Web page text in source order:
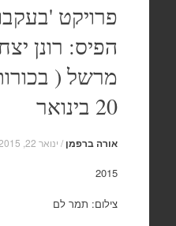
contentפרויקט
הפיס: רונן
מרשל (
20 בינואר
אורה ברפמן / ינואר 22, 2015
2015
צילום: תמר לם